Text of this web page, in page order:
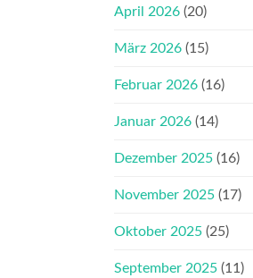
April 2026 (20)
März 2026 (15)
Februar 2026 (16)
Januar 2026 (14)
Dezember 2025 (16)
November 2025 (17)
Oktober 2025 (25)
September 2025 (11)